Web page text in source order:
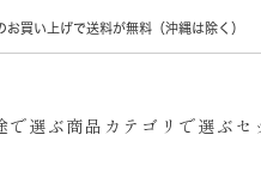
買い上げで送料が無料（沖縄は除く）
で選ぶ商品カテゴリで選ぶ セ